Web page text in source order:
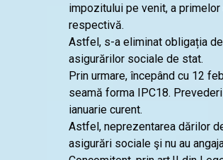
impozitului pe venit, a
respectivă.
Astfel, s-a eliminat obligația
asigurărilor sociale de stat.
Prin urmare, începând cu 12
seamă forma IPC18.
ianuarie curent.
Astfel, neprezentarea dărilor
asigurări sociale şi nu au